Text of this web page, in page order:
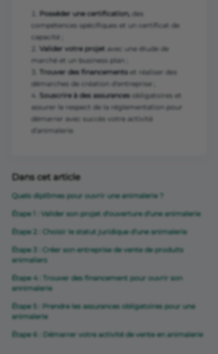
Posséder une certification, des
compétences spécifiques et un certificat de
capacité ;
Valider votre projet avec une étude de
marché et un business plan ;
Trouver des financements et réaliser des
démarches de création d'entreprise ;
Souscrire à des assurances obligatoires et
assurer le respect de la réglementation pour
démarrer avec succès votre activité
d'animalerie.
Dans cet article
Quels diplômes pour ouvrir une animalerie ?
Étape 1 : Valider son projet d'ouverture d'une animalerie
Étape 2 : Choisir le statut juridique d'une animalerie
Étape 3 : Créer son entreprise de vente de produits
animaliers
Étape 4 : Trouver des financement pour ouvrir son
annimalerie
Étape 5 : Prendre les assurances obligatoires pour une
animalerie
Étape 6 : Démarrer votre activité de vente en animalerie